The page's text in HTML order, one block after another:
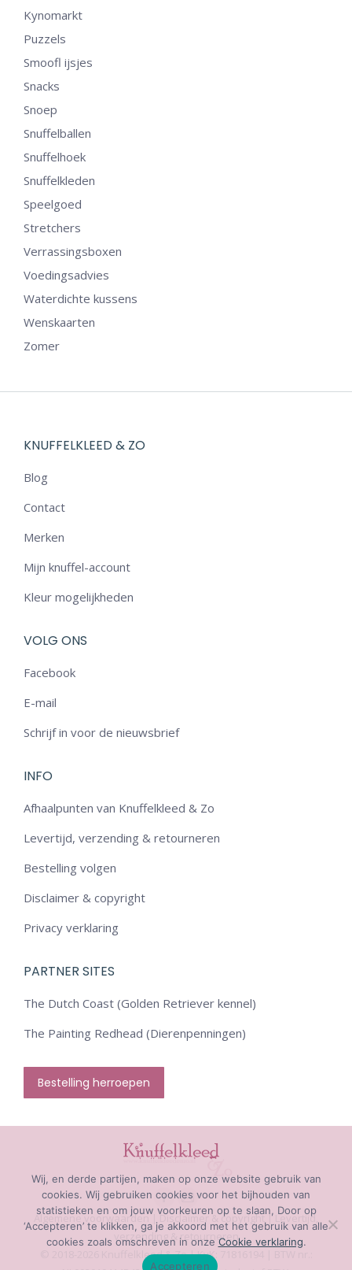
Kynomarkt
Puzzels
Smoofl ijsjes
Snacks
Snoep
Snuffelballen
Snuffelhoek
Snuffelkleden
Speelgoed
Stretchers
Verrassingsboxen
Voedingsadvies
Waterdichte kussens
Wenskaarten
Zomer
KNUFFELKLEED & ZO
Blog
Contact
Merken
Mijn knuffel-account
Kleur mogelijkheden
VOLG ONS
Facebook
E-mail
Schrijf in voor de nieuwsbrief
INFO
Afhaalpunten van Knuffelkleed & Zo
Levertijd, verzending & retourneren
Bestelling volgen
Disclaimer & copyright
Privacy verklaring
PARTNER SITES
The Dutch Coast (Golden Retriever kennel)
The Painting Redhead (Dierenpenningen)
Bestelling herroepen
Facebook
page
opens
Mail
page
opens
Algemene voorwaarden|Disclaimer & copyright| Levertijd,
verzending & retourneren
© 2018-2026 Knuffelkleed & Zo | KvK: 71816194 | BTW nr.:
Wij, en derde partijen, maken op onze website gebruik van
cookies. Wij gebruiken cookies voor het bijhouden van
statistieken en om jouw voorkeuren op te slaan, Door op
‘Accepteren’ te klikken, ga je akkoord met het gebruik van alle
cookies zoals omschreven in onze Cookie verklaring.
Accepteren